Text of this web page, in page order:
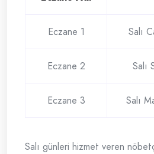
Eczane 1 Salı
Eczane 2 Salı
Eczane 3 Salı
Salı günleri hizmet veren